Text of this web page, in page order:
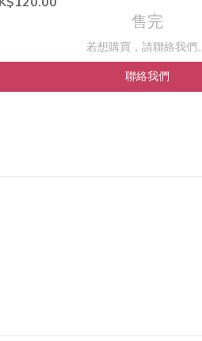
售完
若想購買，請聯絡我們。
聯絡我們